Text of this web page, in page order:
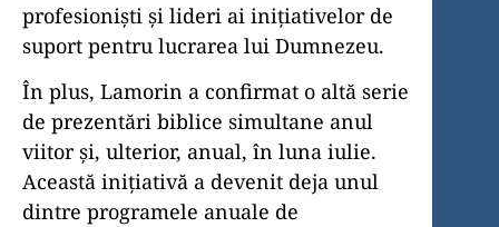
profesioniști și lideri ai inițiativelor de
suport pentru lucrarea lui Dumnezeu.
În plus, Lamorin a confirmat o altă serie
de prezentări biblice simultane anul
viitor și, ulterior, anual, în luna iulie.
Această inițiativă a devenit deja unul
dintre programele anuale de